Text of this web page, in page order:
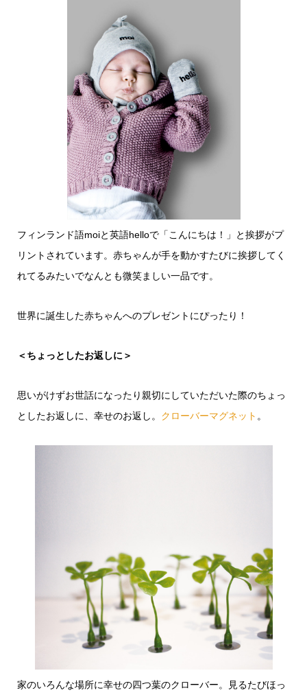
フィンランド語moiと英語helloで「こんにちは！」と挨拶がプ
リントされています。赤ちゃんが手を動かすたびに挨拶してく
れてるみたいでなんとも微笑ましい一品です。
世界に誕生した赤ちゃんへのプレゼントにぴったり！
＜ちょっとしたお返しに＞
思いがけずお世話になったり親切にしていただいた際のちょっ
としたお返しに、幸せのお返し。 クローバーマグネット 。
家のいろんな場所に幸せの四つ葉のクローバー。見るたびほっ